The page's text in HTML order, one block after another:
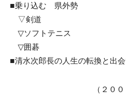
■乗り込む 県外勢
▽剣道
▽ソフトテニス
▽囲碁
■清水次郎長の人生の転換と出
（２０